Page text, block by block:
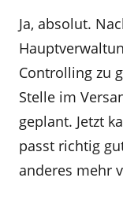
Ja, absolut.
Controlling zu
Stelle im
geplant. Jetzt
passt richtig
anderes mehr